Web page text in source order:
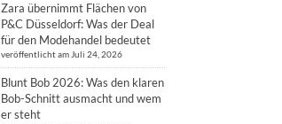
Zara übernimmt Flächen von
P&C Düsseldorf: Was der Deal
für den Modehandel bedeutet
veröffentlicht am Juli 24, 2026
Blunt Bob 2026: Was den klaren
Bob-Schnitt ausmacht und wem
er steht